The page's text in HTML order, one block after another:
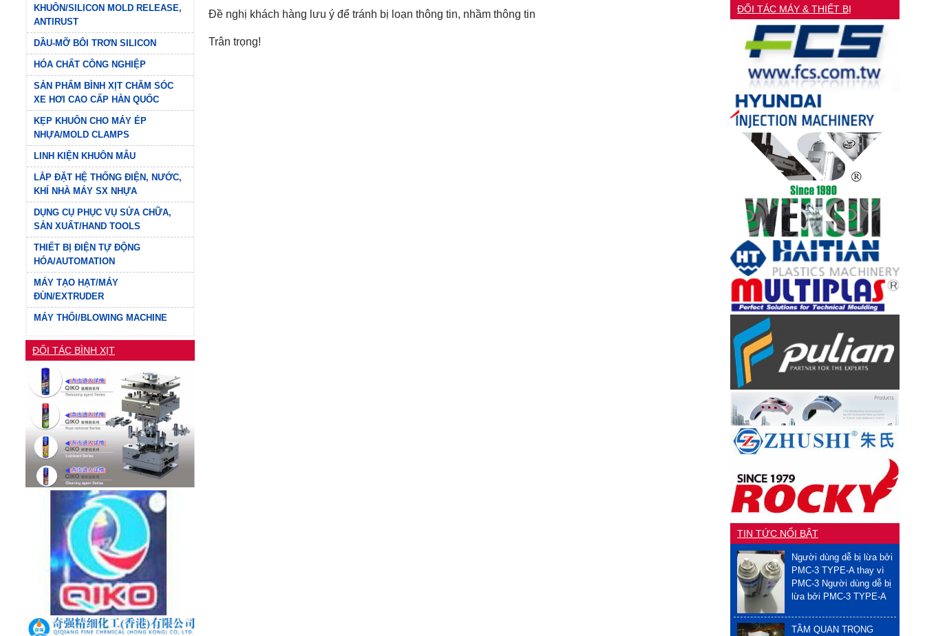
KHUÔN/SILICON MOLD RELEASE,
ANTIRUST
DẦU-MỠ BÔI TRƠN SILICON
HÓA CHẤT CÔNG NGHIỆP
SẢN PHẨM BÌNH XỊT CHĂM SÓC
XE HƠI CAO CẤP HÀN QUỐC
KẸP KHUÔN CHO MÁY ÉP
NHỰA/MOLD CLAMPS
LINH KIỆN KHUÔN MẪU
LẮP ĐẶT HỆ THỐNG ĐIỆN, NƯỚC,
KHÍ NHÀ MÁY SX NHỰA
DỤNG CỤ PHỤC VỤ SỬA CHỮA,
SẢN XUẤT/HAND TOOLS
THIẾT BỊ ĐIỆN TỰ ĐỘNG
HÓA/AUTOMATION
MÁY TẠO HẠT/MÁY
ĐÙN/EXTRUDER
MÁY THỔI/BLOWING MACHINE
ĐỐI TÁC BÌNH XỊT
Đề nghị khách hàng lưu ý để tránh bị loạn thông tin, nhầm thông tin
Trân trọng!
ĐỐI TÁC MÁY & THIẾT BỊ
TIN TỨC NỔI BẬT
Người dùng dễ bị lừa bởi
PMC-3 TYPE-A thay vì
PMC-3 Người dùng dễ bị
lừa bởi PMC-3 TYPE-A
TẦM QUAN TRỌNG